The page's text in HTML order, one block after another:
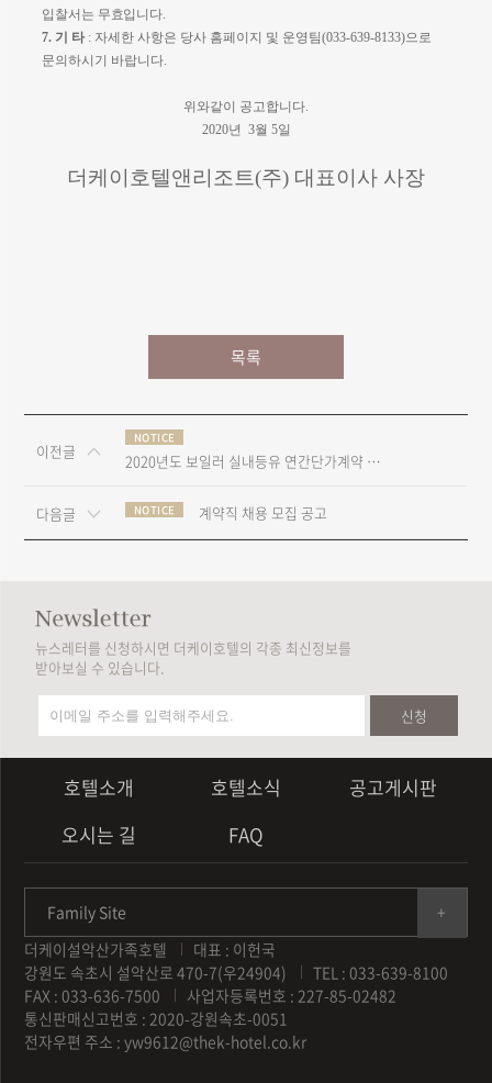
입찰서는 무효입니다
7.기 타 : 자세한 사항은 당사 홈페이지 및 운영팀(033-639-8133)으로
문의하시기 바랍니다
위와같이 공고합니다
2020년 3월 5일
더케이호텔앤리조트(주) 대표이사 사장
목록
이전글
NOTICE
2020년도 보일러 실내등유 연간단가계약 입찰공고
다음글 NOTICE 계약직 채용 모집 공고
뉴스레터를 신청하시면 더케이호텔의 각종 최신정보를
받아보실 수 있습니다.
신청
호텔소개 호텔소식
공고게시판
오시는 길
FAQ
Family Site
더케이설악산가족호텔
대표 : 이헌국
강원도 속초시 설악산로 470-7(우24904)
TEL : 033-639-8100
FAX : 033-636-7500
사업자등록번호 : 227-85-02482
통신판매신고번호 : 2020-강원속초-0051
전자우편 주소 :yw9612@thek-hotel.co.kr